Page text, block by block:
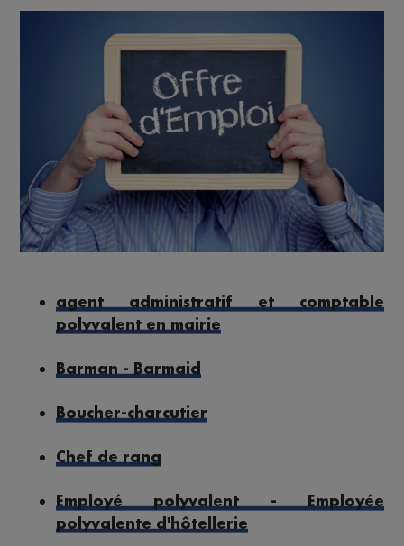
agent administratif et comptable
polyvalent en mairie
Barman - Barmaid
Boucher-charcutier
Chef de rang
Employé polyvalent - Employée
polyvalente d'hôtellerie